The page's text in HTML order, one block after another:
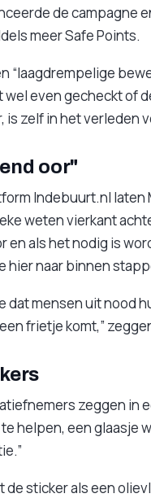
de campagne
meer Safe Points.
“laagdrempelige
even gecheckt of
zelf in het verleden
oor"
Indebuurt.nl laten
weten vierkant
en als het nodig is
hier naar binnen
dat mensen uit nood
frietje komt,”
zeggen in
helpen, een glaasje
de sticker als een